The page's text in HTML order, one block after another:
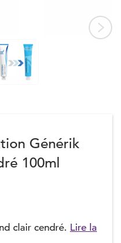
Générik
100ml
clair cendré. Lire la